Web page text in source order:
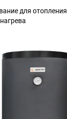
для отопления